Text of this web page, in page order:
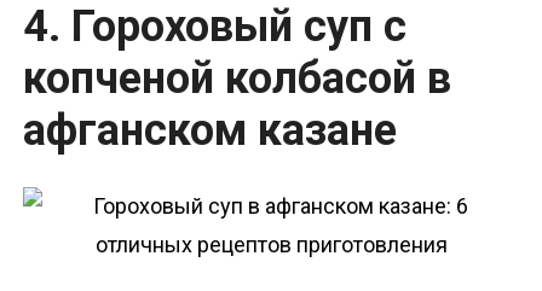
4. Гороховый суп с
копченой колбасой в
афганском казане